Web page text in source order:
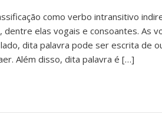
como verbo intransitivo
elas vogais e consoantes. As
dita palavra pode ser escrita de
Além disso, dita palavra é […]